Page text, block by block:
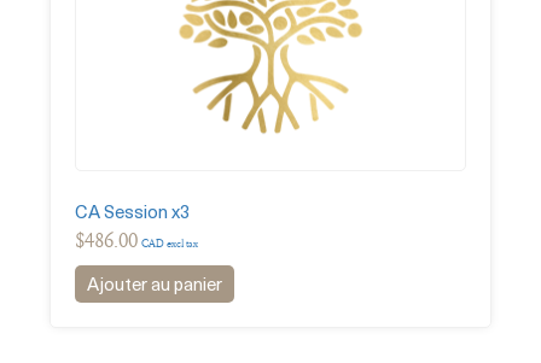
CA Session x3
$486.00 CAD excl tax
Ajouter au panier